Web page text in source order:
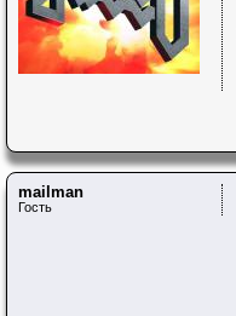
mailman
Гость